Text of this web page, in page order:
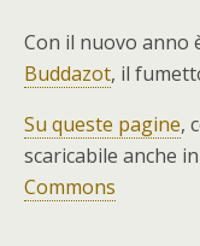
Con il nuovo anno
Buddazot, il
Su queste pagine,
scaricabile anche
Commons